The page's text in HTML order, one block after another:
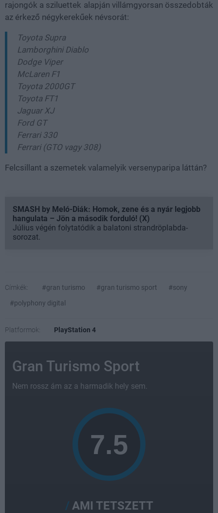
rajongók a sziluettek alapján villámgyorsan összedobták
az érkező négykerekűek névsorát:
Toyota Supra
Lamborghini Diablo
Dodge Viper
McLaren F1
Toyota 2000GT
Toyota FT1
Jaguar XJ
Ford GT
Ferrari 330
Ferrari (GTO vagy 308)
Felcsillant a szemetek valamelyik versenyparipa láttán?
SMASH by Meló-Diák: Homok, zene és a nyár legjobb
hangulata – Jön a második forduló! (X)
Július végén folytatódik a balatoni strandröplabda-
sorozat.
Címkék: #gran turismo #gran turismo sport
#sony
#polyphony digital
Platformok: PlayStation 4
Gran Turismo Sport
Nem rossz ám az a harmadik hely sem.
AMI TETSZETT